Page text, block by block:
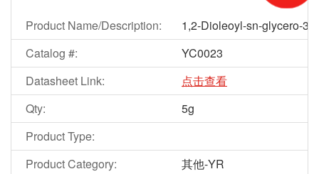
Product Name/Description:
1,2-Dioleoyl-sn-glycero-
Catalog #:
YC0023
Datasheet Link:
点击查看
Qty:
5g
Product Type:
Product Category:
其他-YR